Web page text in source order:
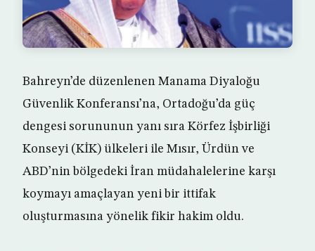
Bahreyn’de düzenlenen Manama Diyaloğu
Güvenlik Konferansı’na, Ortadoğu’da güç
dengesi sorununun yanı sıra Körfez İşbirliği
Konseyi (KİK) ülkeleri ile Mısır, Ürdün ve
ABD’nin bölgedeki İran müdahalelerine karşı
koymayı amaçlayan yeni bir ittifak
oluşturmasına yönelik fikir hakim oldu.